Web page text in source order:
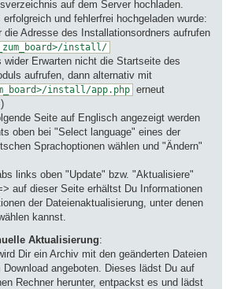
auf dem Server hochladen.
erfolgreich und fehlerfrei hochgeladen wurde:
die Adresse des Installationsordners aufrufen
install/
wider Erwarten nicht die Startseite des
aufrufen, dann alternativ mit
install/app.php erneut
Seite auf Englisch angezeigt werden
oben bei "Select language" eines der
Sprachoptionen wählen und "Ändern"
links oben "Update" bzw. "Aktualisiere"
auf dieser Seite erhältst Du Informationen
der Dateienaktualisierung, unter denen
kannst.
Aktualisierung:
Dir ein Archiv mit den geänderten Dateien
Download angeboten. Dieses lädst Du auf
Rechner herunter, entpackst es und lädst